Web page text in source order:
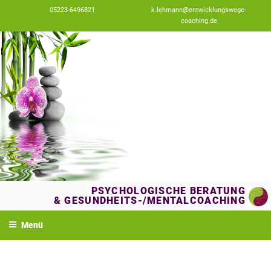
k.lehmann@entwicklungswege-
coaching.de
05223-6496821
springen
PSYCHOLOGISCHE BERATUNG
& GESUNDHEITS-/MENTALCOACHING
Menü